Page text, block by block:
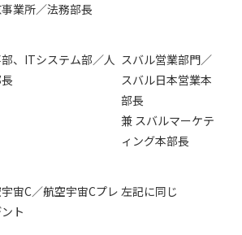
業所／法務部長
、ITシステム部／人 スバル営業部門／
スバル日本営業本
部長
兼 スバルマーケテ
ィング本部長
宙C／航空宇宙Cプレ
ト
左記に同じ